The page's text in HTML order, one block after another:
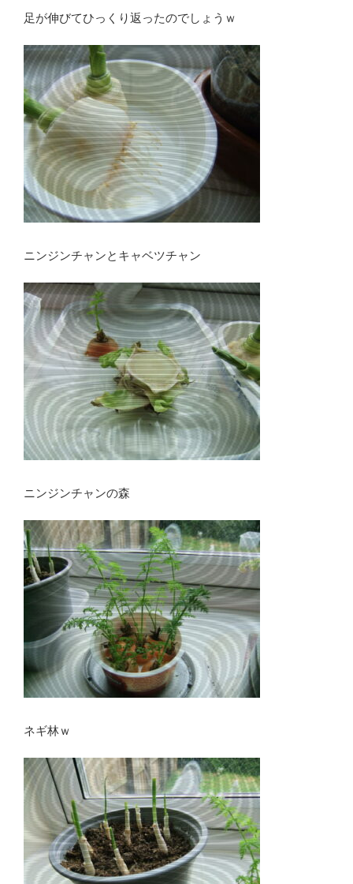
足が伸びてひっくり返ったのでしょうｗ
ニンジンチャンとキャベツチャン
ニンジンチャンの森
ネギ林ｗ